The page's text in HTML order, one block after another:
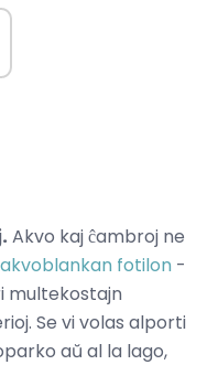
Akvo kaj ĉambroj ne
akvoblankan fotilon -
multekostajn
Se vi volas alporti
aŭ al la lago,